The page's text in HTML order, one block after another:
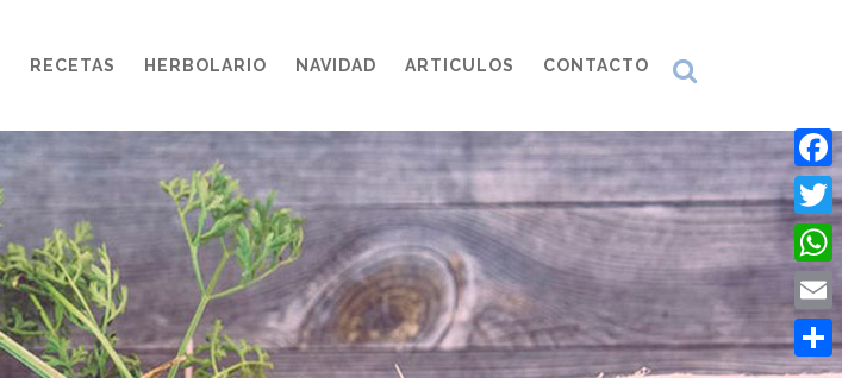
RECETAS HERBOLARIO NAVIDAD ARTICULOS CONTACTO
Email